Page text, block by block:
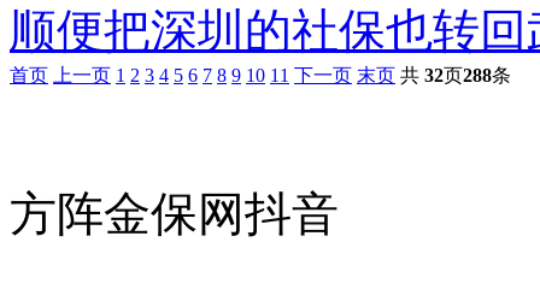
顺便把深圳的社保也转回
首页 上一页 1 2 3 4 5 6 7 8 9 10 11 下一页 末页 共 32页288条
方阵金保网抖音